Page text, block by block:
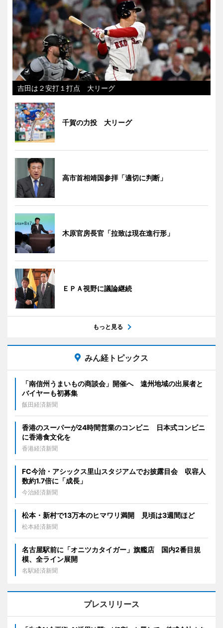
吉田は２安打１打点 大リーグ
千賀の力投 大リーグ
高市首相靖国参拝「適切に判断」
木原官房長官「拉致は現在進行形」
ＥＰＡ視野に議論継続
もっと見る
みん経トピックス
「南信州うまいもの商談会」開催へ 遠州地域の出展者と
バイヤーも初募集
飯田経済新聞
香港のスーパーが24時間営業のコンビニ 日本式コンビニ
に香港食文化を
香港経済新聞
FC今治・アシックス里山スタジアムでお披露目会 収容人
数約1.7倍に「成長」
今治経済新聞
松本・新村で13万本のヒマワリ満開 見頃は3週間ほど
松本経済新聞
名古屋駅前に「オニツカタイガー」旗艦店 国内2番目規
模、全ライン展開
名駅経済新聞
プレスリリース